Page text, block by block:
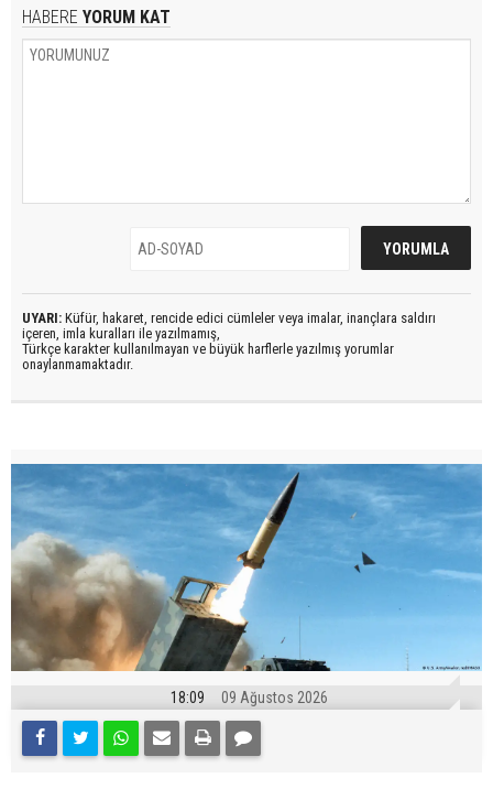
HABERE YORUM KAT
UYARI: Küfür, hakaret, rencide edici cümleler veya imalar, inançlara saldırı
içeren, imla kuralları ile yazılmamış,
Türkçe karakter kullanılmayan ve büyük harflerle yazılmış yorumlar
onaylanmamaktadır.
18:09 09 Ağustos 2026